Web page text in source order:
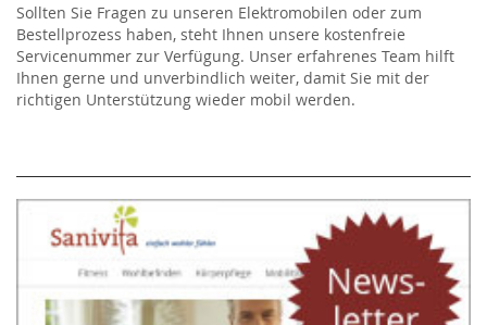
Sollten Sie Fragen zu unseren Elektromobilen oder zum
Bestellprozess haben, steht Ihnen unsere kostenfreie
Servicenummer zur Verfügung. Unser erfahrenes Team hilft
Ihnen gerne und unverbindlich weiter, damit Sie mit der
richtigen Unterstützung wieder mobil werden.